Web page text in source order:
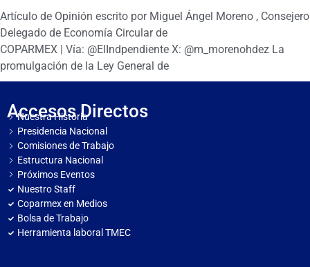
Artículo de Opinión escrito por Miguel Ángel Moreno , Consejero
Delegado de Economía Circular de
COPARMEX | Vía: @ElIndpendiente X: @m_morenohdez La
promulgación de la Ley General de
Accesos Directos
Nuestra Historia
Presidencia Nacional
Comisiones de Trabajo
Estructura Nacional
Próximos Eventos
Nuestro Staff
Coparmex en Medios
Bolsa de Trabajo
Herramienta laboral TMEC